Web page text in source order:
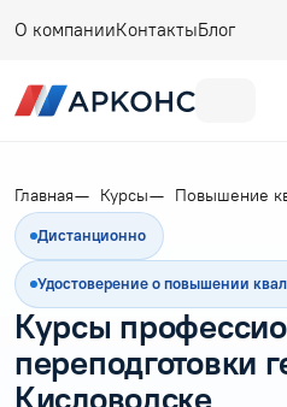
О компанииКонтактыБлог
Главная Курсы Повышение
Дистанционно
Удостоверение о повышении
Курсы
переподготовки
Кисловодске